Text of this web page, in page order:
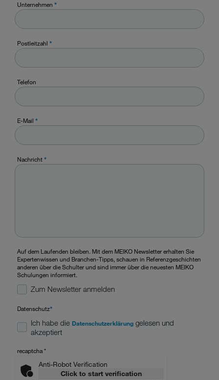
Unternehmen *
Postleitzahl *
Telefon
E-Mail *
Nachricht*
Auf dem Laufenden bleiben. Mit dem MEIKO Newsletter erhalten Sie
Expertenwissen und Branchen-Tipps, schauen in Referenzgeschichten
anderen über die Schulter und sind immer über die neuesten MEIKO
Schulungen informiert.
Zum Newsletter anmelden
Datenschutz*
Ich habe die Datenschutzerklärung gelesen und
akzeptiert
recaptcha*
Anti-Robot Verification
Click to start verification